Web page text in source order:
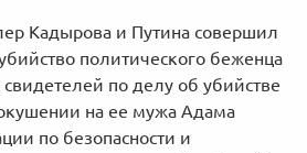
Кадырова и Путина совершил
политического беженца
по делу об убийстве
на ее мужа Адама
по безопасности и